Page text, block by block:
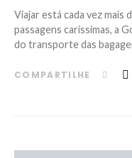
Viajar está cada vez mais
passagens caríssimas, a
do transporte das
COMPARTILHE